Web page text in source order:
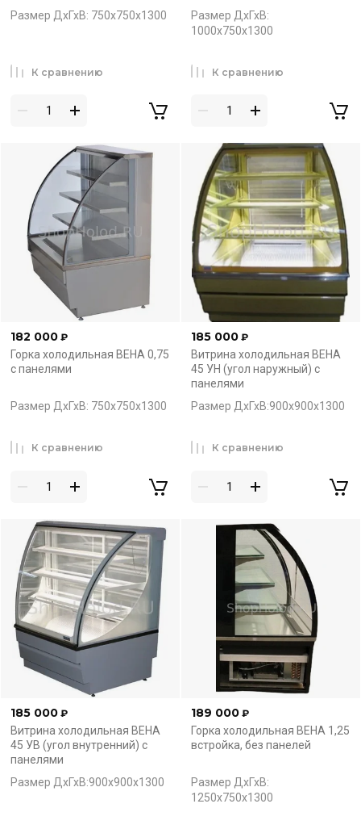
Размер ДхГхВ: 750х750х1300
К сравнению
Размер ДхГхВ:
1000х750х1300
К сравнению
182 000 ₽
Горка холодильная ВЕНА 0,75
с панелями
Размер ДхГхВ: 750х750х1300
К сравнению
185 000 ₽
Витрина холодильная ВЕНА
45 УН (угол наружный) с
панелями
Размер ДхГхВ:900х900х1300
К сравнению
185 000 ₽
Витрина холодильная ВЕНА
45 УВ (угол внутренний) с
панелями
Размер ДхГхВ:900х900х1300
189 000 ₽
Горка холодильная ВЕНА 1,25
встройка, без панелей
Размер ДхГхВ:
1250х750х1300